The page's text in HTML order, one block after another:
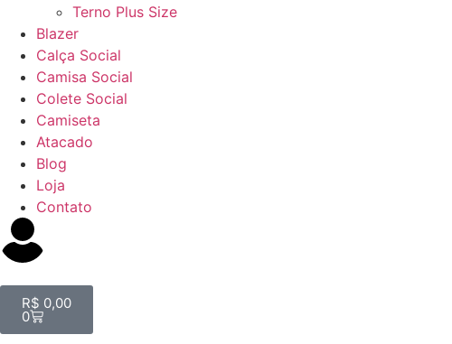
Terno Plus Size
Blazer
Calça Social
Camisa Social
Colete Social
Camiseta
Atacado
Blog
Loja
Contato
R$ 0,00
0